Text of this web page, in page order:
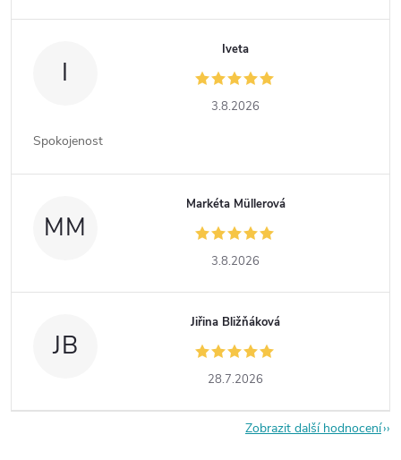
I
Iveta
3.8.2026
Spokojenost
MM
Markéta Müllerová
3.8.2026
JB
Jiřina Bližňáková
28.7.2026
Zobrazit další hodnocení